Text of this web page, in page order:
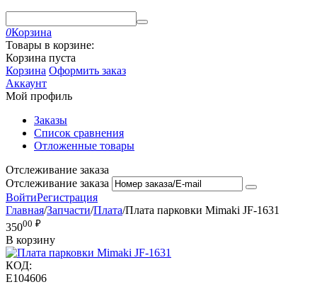
0Корзина
Товары в корзине:
Корзина пуста
Корзина Оформить заказ
Аккаунт
Мой профиль
Заказы
Список сравнения
Отложенные товары
Отслеживание заказа
Отслеживание заказа
ВойтиРегистрация
Главная/Запчасти/Плата/Плата парковки Mimaki JF-1631
35000 ₽
В корзину
КОД:
E104606